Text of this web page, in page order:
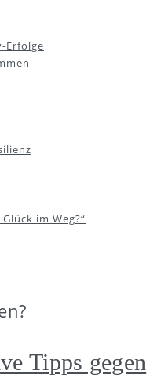
Erfolge
im Weg?“
Tipps gegen